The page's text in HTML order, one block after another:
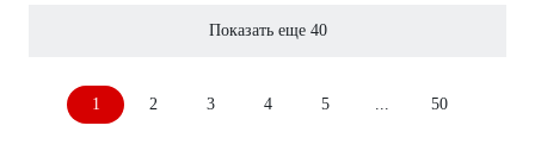
Показать еще 40
1 2 3 4 5 50